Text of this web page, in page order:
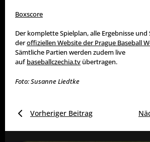
Boxscore
Der komplette Spielplan, alle Ergebnisse
deroffiziellen Website der Prague Baseball
Sämtliche Partien werden zudem live
auf baseballczechia.tv übertragen.
Foto: Susanne Liedtke
Vorheriger Beitrag